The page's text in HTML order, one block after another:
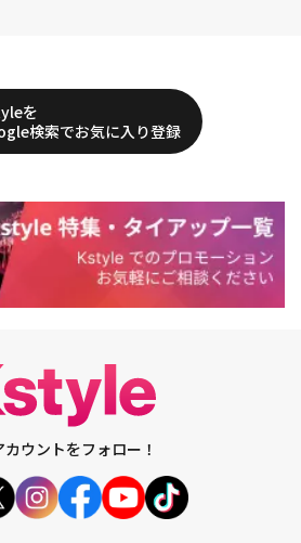
を
検索でお気に入り登録
カウントをフォロー！